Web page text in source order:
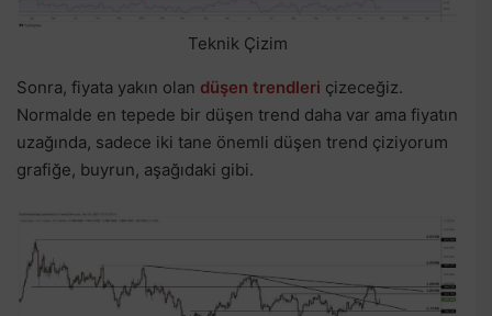
Teknik Çizim
Sonra, fiyata yakın olan düşen trendleri çizeceğiz.
Normalde en tepede bir düşen trend daha var ama fiyatın
uzağında, sadece iki tane önemli düşen trend çiziyorum
grafiğe, buyrun, aşağıdaki gibi.